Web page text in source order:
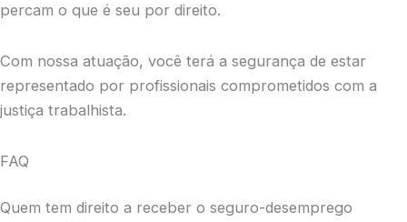
percam o que é seu por direito.
Com nossa atuação, você terá a segurança de estar
representado por profissionais comprometidos com a
justiça trabalhista.
FAQ
Quem tem direito a receber o seguro-desemprego